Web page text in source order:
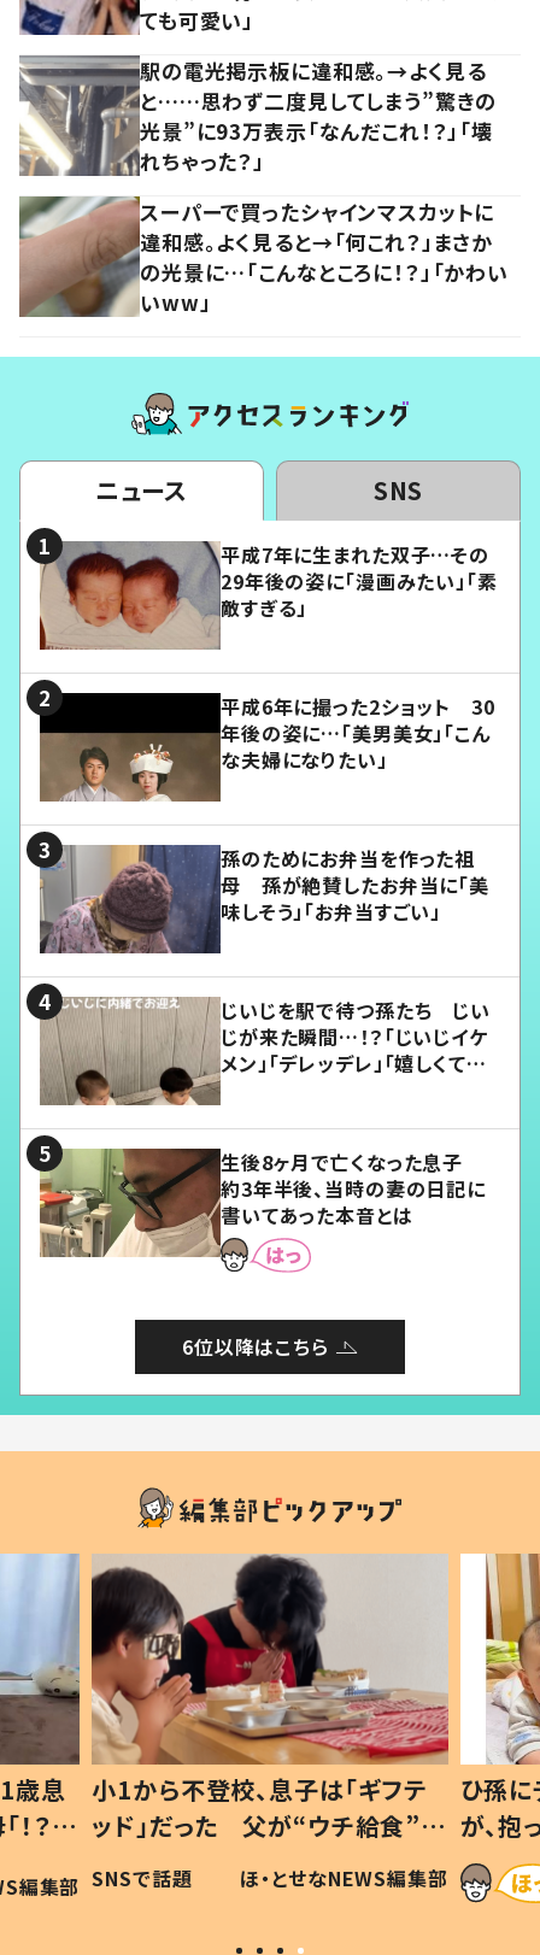
ても可愛い」
駅の電光掲示板に違和感。→よく見る
と……思わず二度見してしまう”驚きの
光景”に93万表示「なんだこれ！？」「壊
れちゃった？」
スーパーで買ったシャインマスカットに
違和感。よく見ると→「何これ？」まさか
の光景に…「こんなところに！？」「かわい
いww」
ニュース SNS
平成7年に生まれた双子…その
29年後の姿に「漫画みたい」「素
敵すぎる」
平成6年に撮った2ショット 30
年後の姿に…「美男美女」「こん
な夫婦になりたい」
孫のためにお弁当を作った祖
母 孫が絶賛したお弁当に「美
味しそう」「お弁当すごい」
じいじを駅で待つ孫たち じい
じが来た瞬間…！？「じいじイケ
メン」「デレッデレ」「嬉しくて可
生後8ヶ月で亡くなった息子
約3年半後、当時の妻の日記に
書いてあった本音とは
6位以降はこちら
歳息
？」
編集部
小1から不登校、息子は「ギフテ
ッド」だった 父が“ウチ給食”を
作り続ける理由とは #令和の親
#令和の子
SNSで話題 ほ・とせなNEWS編集部
ひ孫
が、
「涙が
い」